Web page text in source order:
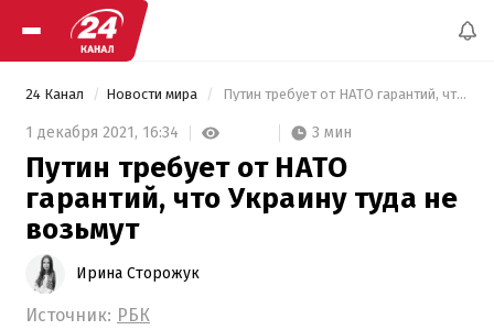
24 Канал Новости мира Путин требует от НАТО гарантий, что Украину туда не возьмут
1 декабря 2021, 16:34 3 мин
Путин требует от НАТО
гарантий, что Украину туда не
возьмут
Ирина Сторожук
Источник: РБК